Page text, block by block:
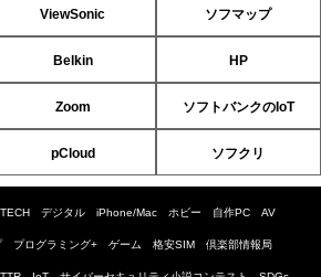
ViewSonic ソフマップ
Belkin HP
Zoom ソフトバンクのIoT
pCloud ソフクリ
TECH デジタル iPhone/Mac ホビー 自作PC AV
プログラミング+ ゲーム 格安SIM 倶楽部情報局